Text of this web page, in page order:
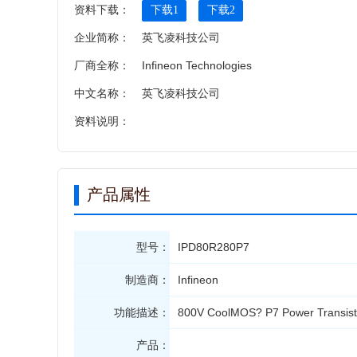
资料下载： 下载1 下载2
企业简称： 英飞凌科技公司
厂商全称： Infineon Technologies
中文名称： 英飞凌科技公司
资料说明：
产品属性
型号：
制造商：
功能描述：
产品：
IPD80R280P7
Infineon
800V CoolMOS? P7 Power